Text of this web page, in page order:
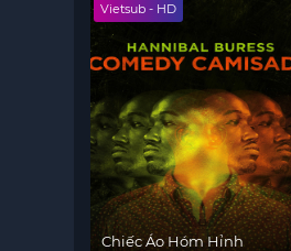
Vietsub - HD
Chiếc Áo Hóm Hỉnh